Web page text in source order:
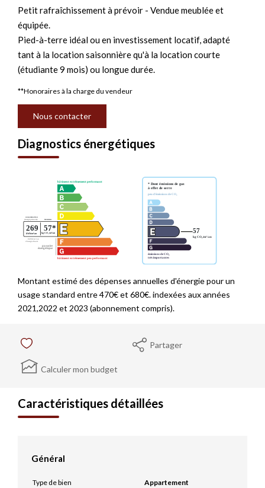
Petit rafraîchissement à prévoir - Vendue meublée et
équipée.
Pied-à-terre idéal ou en investissement locatif, adapté
tant à la location saisonnière qu'à la location courte
(étudiante 9 mois) ou longue durée.
**Honoraires à la charge du vendeur
Nous contacter
Diagnostics énergétiques
Montant estimé des dépenses annuelles d'énergie pour un
usage standard entre 470€ et 680€. indexées aux années
2021,2022 et 2023 (abonnement compris).
Partager
Calculer mon budget
Caractéristiques détaillées
Général
Type de bien
Appartement